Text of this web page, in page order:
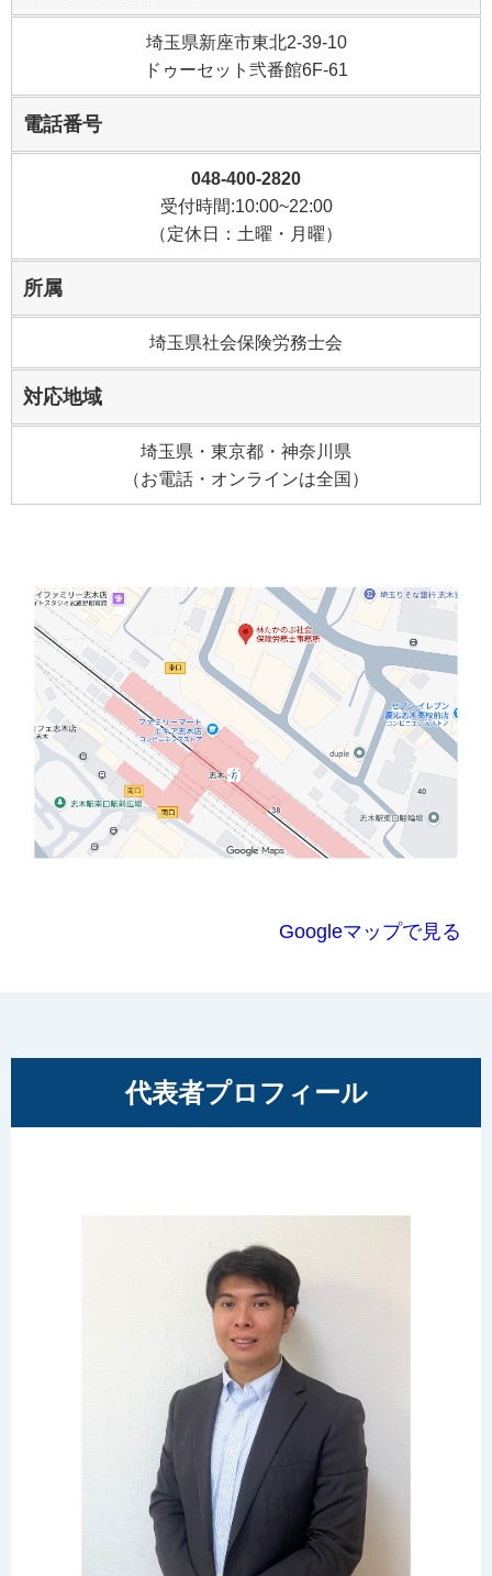
埼玉県新座市東北2-39-10
ドゥーセット弐番館6F-61
電話番号
048-400-2820
受付時間:10:00~22:00
（定休日：土曜・月曜）
所属
埼玉県社会保険労務士会
対応地域
埼玉県・東京都・神奈川県
（お電話・オンラインは全国）
Googleマップで見る
代表者プロフィール